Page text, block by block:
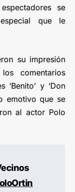
se
que le
su impresión
comentarios
y ‘Don
emotivo que se
al actor Polo